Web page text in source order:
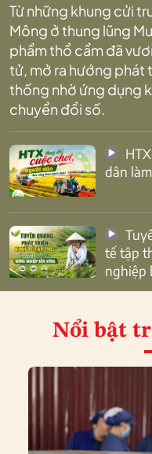
Từ những khung cửi
Mông ở thung lũng
phẩm thổ cẩm đã
tử, mở ra hướng phát
thống nhờ ứng dụng
chuyển đổi số.
dân
tế tập
nghiệp
Nổi bật